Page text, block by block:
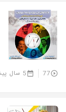
77 5 سال پیش